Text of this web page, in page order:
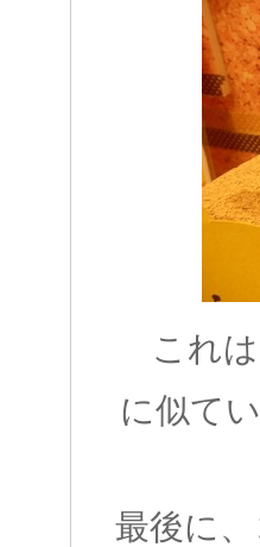
これ
に似て
最後に